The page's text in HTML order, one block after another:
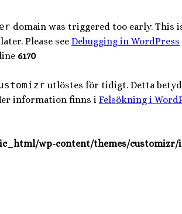
domain was triggered too early. This
Please see Debugging in WordPress
6170
utlöstes för tidigt. Detta
information finns i Felsökning i
wp-content/themes/